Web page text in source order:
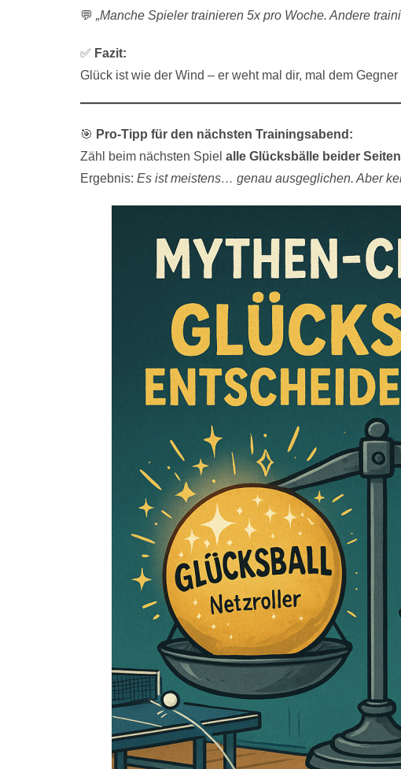
💬 „Manche Spieler trainieren 5x pro Woche. Andere
✅ Fazit:
Glück ist wie der Wind – er weht mal dir, mal dem
🎯 Pro-Tipp für den nächsten Trainingsabend:
Zähl beim nächsten Spiel alle Glücksbälle beider Seiten
Ergebnis: Es ist meistens… genau ausgeglichen. Aber